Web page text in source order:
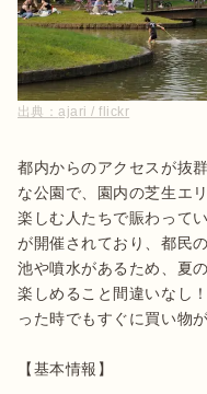
出典：ajari / flickr
都内からのアクセスが抜
な公園で、園内の芝生エ
楽しむ人たちで賑わって
が開催されており、都民
池や噴水があるため、夏
楽しめること間違いなし
った時でもすぐに買い物
【基本情報】